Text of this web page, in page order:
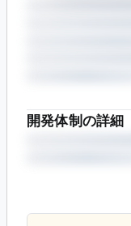
開発体制の詳細